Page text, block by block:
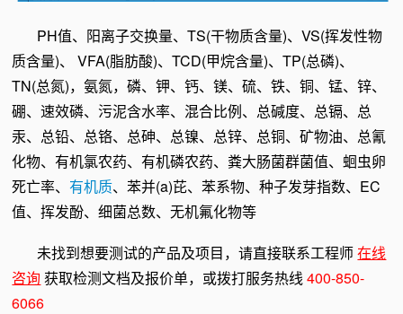
PH值、阳离子交换量、TS(干物质含量)、VS(挥发性物
质含量)、 VFA(脂肪酸)、TCD(甲烷含量)、TP(总磷)、
TN(总氮)，氨氮，磷、钾、钙、镁、硫、铁、铜、锰、锌、
硼、速效磷、污泥含水率、混合比例、总碱度、总镉、总
汞、总铅、总铬、总砷、总镍、总锌、总铜、矿物油、总氰
化物、有机氯农药、有机磷农药、粪大肠菌群菌值、蛔虫卵
死亡率、有机质、苯并(a)芘、苯系物、种子发芽指数、EC
值、挥发酚、细菌总数、无机氟化物等
未找到想要测试的产品及项目，请直接联系工程师在线
咨询 获取检测文档及报价单，或拨打服务热线400-850-
6066